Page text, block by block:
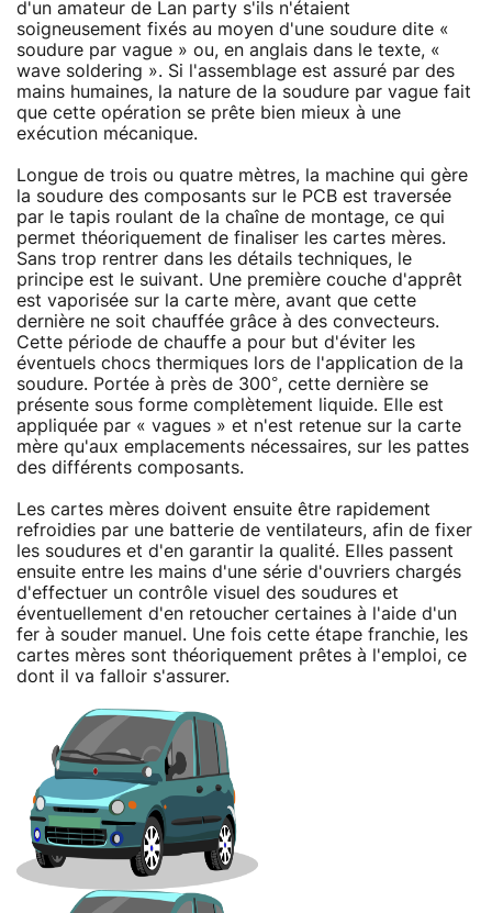
d'un amateur de Lan party s'ils n'étaient
soigneusement fixés au moyen d'une soudure dite «
soudure par vague » ou, en anglais dans le texte, «
wave soldering ». Si l'assemblage est assuré par des
mains humaines, la nature de la soudure par vague fait
que cette opération se prête bien mieux à une
exécution mécanique.
Longue de trois ou quatre mètres, la machine qui gère
la soudure des composants sur le PCB est traversée
par le tapis roulant de la chaîne de montage, ce qui
permet théoriquement de finaliser les cartes mères.
Sans trop rentrer dans les détails techniques, le
principe est le suivant. Une première couche d'apprêt
est vaporisée sur la carte mère, avant que cette
dernière ne soit chauffée grâce à des convecteurs.
Cette période de chauffe a pour but d'éviter les
éventuels chocs thermiques lors de l'application de la
soudure. Portée à près de 300°, cette dernière se
présente sous forme complètement liquide. Elle est
appliquée par « vagues » et n'est retenue sur la carte
mère qu'aux emplacements nécessaires, sur les pattes
des différents composants.
Les cartes mères doivent ensuite être rapidement
refroidies par une batterie de ventilateurs, afin de fixer
les soudures et d'en garantir la qualité. Elles passent
ensuite entre les mains d'une série d'ouvriers chargés
d'effectuer un contrôle visuel des soudures et
éventuellement d'en retoucher certaines à l'aide d'un
fer à souder manuel. Une fois cette étape franchie, les
cartes mères sont théoriquement prêtes à l'emploi, ce
dont il va falloir s'assurer.